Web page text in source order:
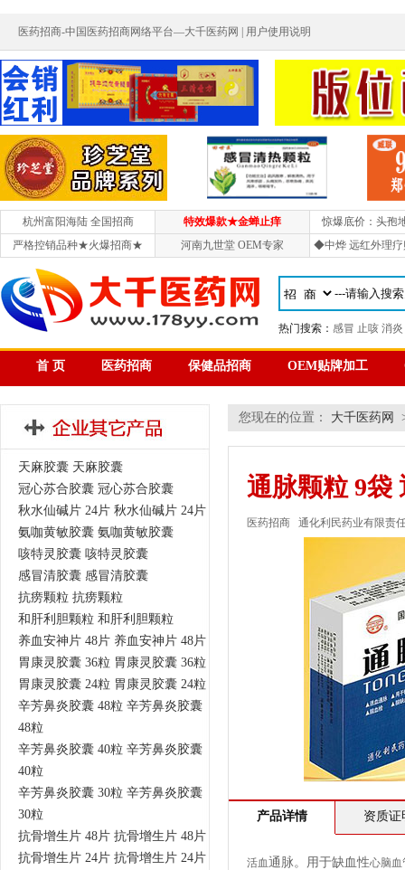
医药招商-中国医药招商网络平台—大千医药网 | 用户使用说明
杭州富阳海陆 全国招商 特效爆款★金蝉止痒
惊爆底价：头孢
严格控销品种★火爆招商★
河南九世堂 OEM专家 ◆中烨 远红外理疗
热门搜索： 感冒 止咳 消炎
首 页 医药招商 保健品招商 OEM贴牌加工
天麻胶囊 天麻胶囊
冠心苏合胶囊 冠心苏合胶囊
秋水仙碱片 24片 秋水仙碱片 24片
氨咖黄敏胶囊 氨咖黄敏胶囊
咳特灵胶囊 咳特灵胶囊
感冒清胶囊 感冒清胶囊
抗痨颗粒 抗痨颗粒
和肝利胆颗粒 和肝利胆颗粒
养血安神片 48片 养血安神片 48片
胃康灵胶囊 36粒 胃康灵胶囊 36粒
胃康灵胶囊 24粒 胃康灵胶囊 24粒
辛芳鼻炎胶囊 48粒 辛芳鼻炎胶囊
48粒
辛芳鼻炎胶囊 40粒 辛芳鼻炎胶囊
40粒
辛芳鼻炎胶囊 30粒 辛芳鼻炎胶囊
30粒
抗骨增生片 48片 抗骨增生片 48片
抗骨增生片 24片 抗骨增生片 24片
您现在的位置： 大千医药网
通脉颗粒 9袋
医药招商 通化利民药业有限责
产品详情 资质证
活血通脉。用于缺血性心脑血